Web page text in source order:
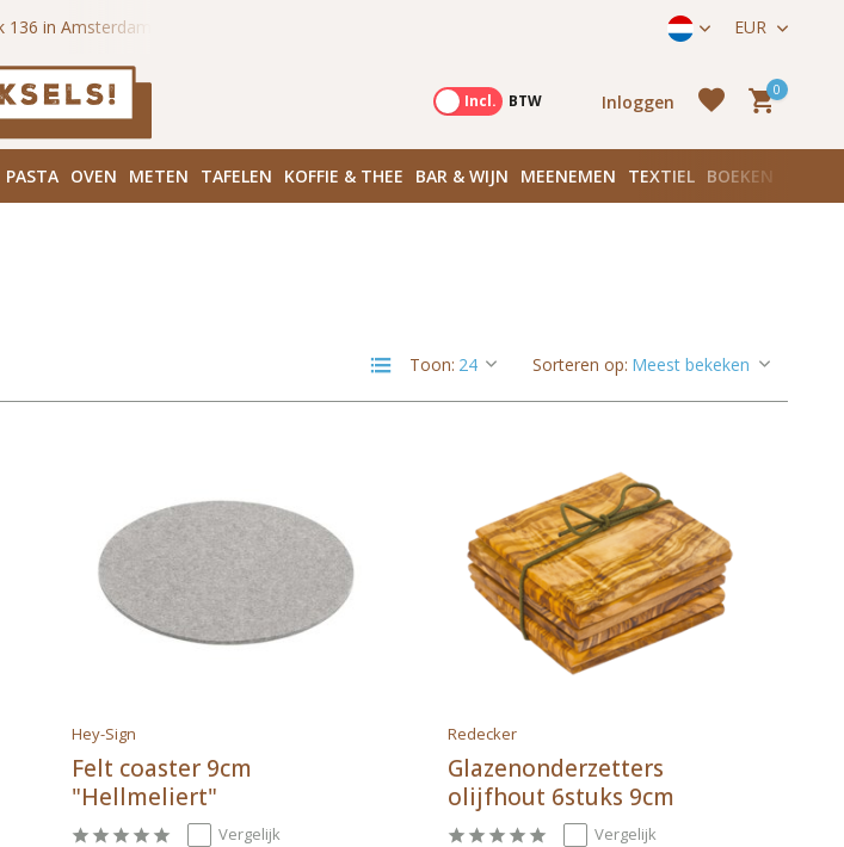
Hoofddorpplein (Haarlemmermeerstraat 171) in Amsterdam Zuid EUR
Incl.
Excl. BTW Inloggen
aanmaken
0
PASTA OVEN METEN TAFELEN KOFFIE & THEE BAR & WIJN MEENEMEN TEXTIEL BOEKEN
Toon: Sorteren op:
Hey-Sign
Felt coaster 9cm
"Hellmeliert"
Vergelijk
Redecker
Glazenonderzetters
olijfhout 6stuks 9cm
Vergelijk